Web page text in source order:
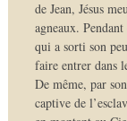
de Jean, Jésus
agneaux.
qui a sorti son
faire entrer dans
De même, par
captive de